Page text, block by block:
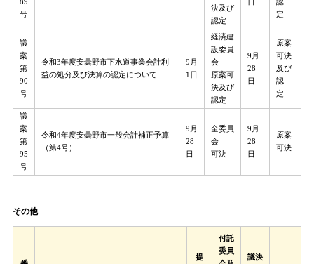
89
号
決及び
認定
日
認
定
議
案
第
90
号
令和3年度安曇野市下水道事業会計利
益の処分及び決算の認定について
9月
1日
経済建
設委員
会
原案可
決及び
認定
9月
28
日
原案
可決
及び
認
定
議
案
第
95
号
令和4年度安曇野市一般会計補正予算
（第4号）
9月
28
日
全委員
会
可決
9月
28
日
原案
可決
その他​
提
付託
委員
議決